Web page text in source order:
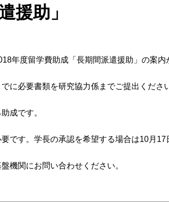
援助」
年度留学費助成「長期間派遣援助」の案内
に必要書類を研究協力係までご提出くださ
成です。
です。学長の承認を希望する場合は10月17
機関にお問い合わせください。